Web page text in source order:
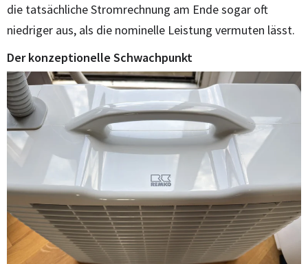
die tatsächliche Stromrechnung am Ende sogar oft
niedriger aus, als die nominelle Leistung vermuten lässt.
Der konzeptionelle Schwachpunkt